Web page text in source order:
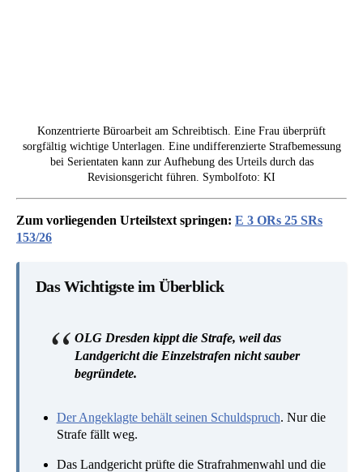
Konzentrierte Büroarbeit am Schreibtisch. Eine Frau überprüft
sorgfältig wichtige Unterlagen. Eine undifferenzierte Strafbemessung
bei Serientaten kann zur Aufhebung des Urteils durch das
Revisionsgericht führen. Symbolfoto: KI
Zum vorliegenden Urteilstext springen: E 3 ORs 25 SRs
153/26
Das Wichtigste im Überblick
OLG Dresden kippt die Strafe, weil das
Landgericht die Einzelstrafen nicht sauber
begründete.
Der Angeklagte behält seinen Schuldspruch. Nur die
Strafe fällt weg.
Das Landgericht prüfte die Strafrahmenwahl und die